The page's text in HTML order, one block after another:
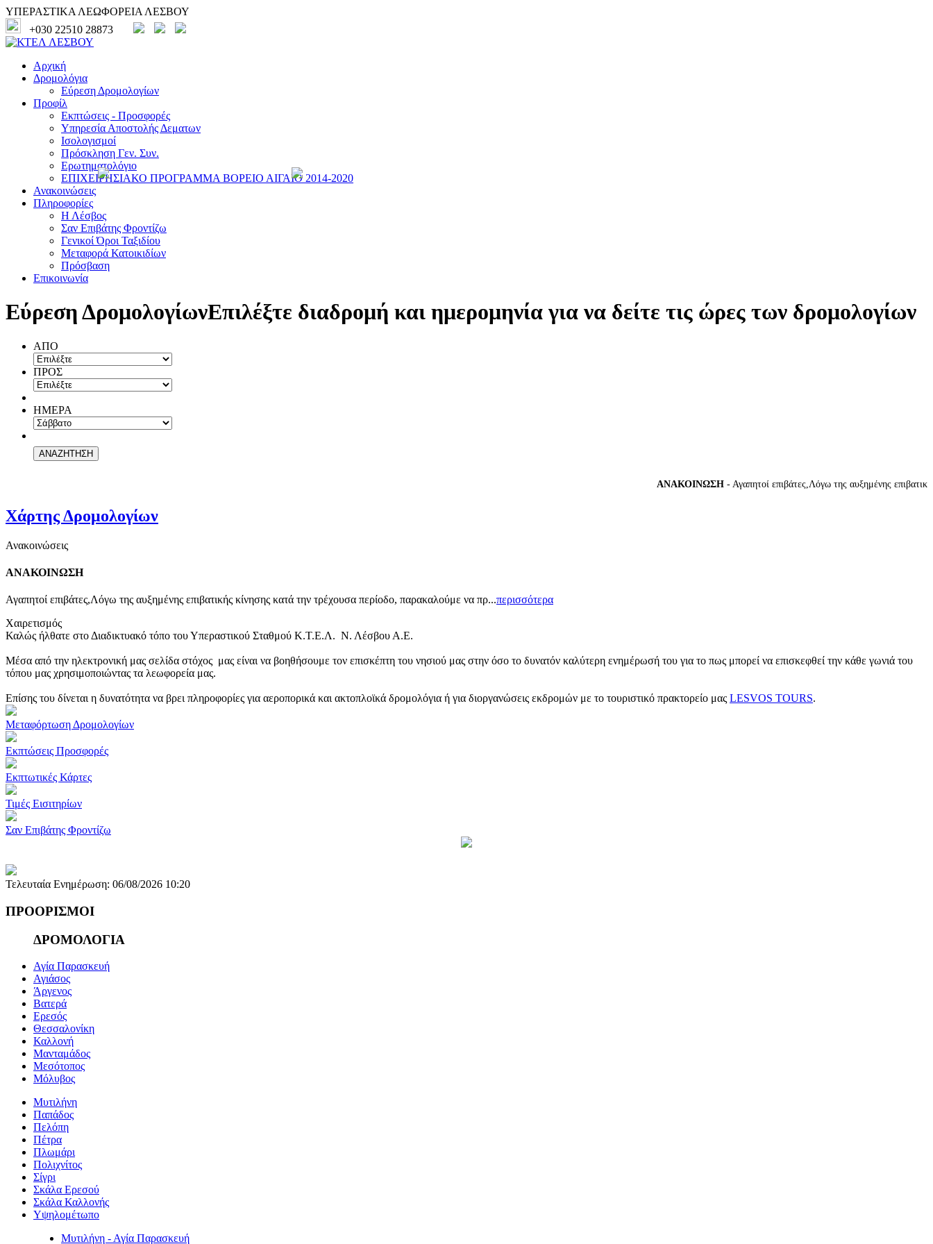
ΥΠΕΡΑΣΤΙΚΑ ΛΕΩΦΟΡΕΙΑ ΛΕΣΒΟΥ
+030 22510 28873
Αρχική
Δρομολόγια
Εύρεση Δρομολογίων
Προφίλ
Εκπτώσεις - Προσφορές
Υπηρεσία Αποστολής Δεματων
Ισολογισμοί
Πρόσκληση Γεν. Συν.
Ερωτηματολόγιο
ΕΠΙΧΕΙΡΗΣΙΑΚΟ ΠΡΟΓΡΑΜΜΑ ΒΟΡΕΙΟ ΑΙΓΑΙΟ 2014-2020
Ανακοινώσεις
Πληροφορίες
Η Λέσβος
Σαν Επιβάτης Φροντίζω
Γενικοί Όροι Ταξιδίου
Μεταφορά Κατοικιδίων
Πρόσβαση
Επικοινωνία
Εύρεση ΔρομολογίωνΕπιλέξτε διαδρομή και ημερομηνία για να δείτε τις ώρες των δρομολογίων
ΑΠΟ
ΠΡΟΣ
ΗΜΕΡΑ
ΑΝΑΚΟΙΝΩΣΗ- Αγαπητοί επιβάτες,Λόγω της αυξημένης επιβατικής
Χάρτης Δρομολογίων
Ανακοινώσεις
ΑΝΑΚΟΙΝΩΣΗ
Αγαπητοί επιβάτες,Λόγω της αυξημένης επιβατικής κίνησης κατά την τρέχουσα περίοδο, παρακαλούμε να πρ...περισσότερα
Χαιρετισμός
Καλώς ήλθατε στο Διαδικτυακό τόπο του Υπεραστικού Σταθμού Κ.Τ.Ε.Λ. Ν. Λέσβου Α.Ε.
Μέσα από την ηλεκτρονική μας σελίδα στόχος μας είναι να βοηθήσουμε τον επισκέπτη του νησιού μας στην όσο το δυνατόν καλύτερη ενημέρωσή του για το πως μπορεί να επισκεφθεί την κάθε γωνιά του
τόπου μας χρησιμοποιώντας τα λεωφορεία μας.
Επίσης του δίνεται η δυνατότητα να βρει πληροφορίες για αεροπορικά και ακτοπλοϊκά δρομολόγια ή για διοργανώσεις εκδρομών με το τουριστικό πρακτορείο μας LESVOS TOURS.
Μεταφόρτωση Δρομολογίων
Εκπτώσεις Προσφορές
Εκπτωτικές Κάρτες
Τιμές Εισιτηρίων
Σαν Επιβάτης Φροντίζω
Τελευταία Ενημέρωση: 06/08/2026 10:20
ΠΡΟΟΡΙΣΜΟΙ
ΔΡΟΜΟΛΟΓΙΑ
Αγία Παρασκευή
Αγιάσος
Άργενος
Βατερά
Ερεσός
Θεσσαλονίκη
Καλλονή
Μανταμάδος
Μεσότοπος
Μόλυβος
Μυτιλήνη
Παπάδος
Πελόπη
Πέτρα
Πλωμάρι
Πολιχνίτος
Σίγρι
Σκάλα Ερεσού
Σκάλα Καλλονής
Υψηλομέτωπο
Μυτιλήνη - Αγία Παρασκευή